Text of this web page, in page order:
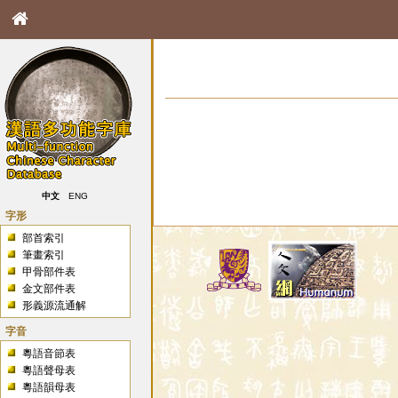
中文 ENG
字形
部首索引
筆畫索引
甲骨部件表
金文部件表
形義源流通解
字音
粵語音節表
粵語聲母表
粵語韻母表